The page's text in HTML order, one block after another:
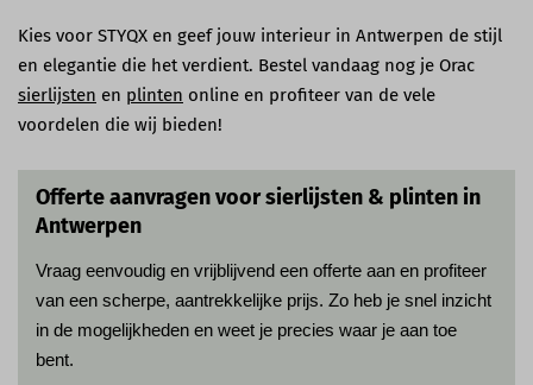
Kies voor STYQX en geef jouw interieur in Antwerpen de stijl
en elegantie die het verdient. Bestel vandaag nog je Orac
sierlijsten en plinten online en profiteer van de vele
voordelen die wij bieden!
Offerte aanvragen voor sierlijsten & plinten in
Antwerpen
Vraag eenvoudig en vrijblijvend een offerte aan en profiteer
van een scherpe, aantrekkelijke prijs. Zo heb je snel inzicht
in de mogelijkheden en weet je precies waar je aan toe
bent.